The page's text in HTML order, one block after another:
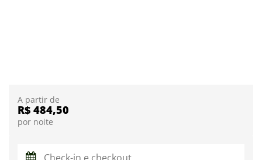
A partir de
R$ 484,50
por noite